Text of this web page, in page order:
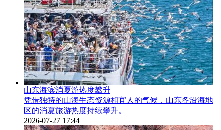
山东海滨消夏游热度攀升
凭借独特的山海生态资源和宜人的气候，山东各沿海地
区的消夏旅游热度持续攀升。
2026-07-27 17:44